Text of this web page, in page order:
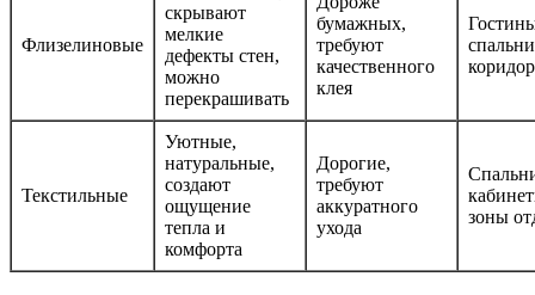
Флизелиновые
скрывают
мелкие
дефекты стен,
можно
перекрашивать
бумажных,
требуют
качественного
клея
Текстильные
Уютные,
натуральные,
создают
ощущение
тепла и
комфорта
Дорогие,
требуют
аккуратного
ухода
зоны